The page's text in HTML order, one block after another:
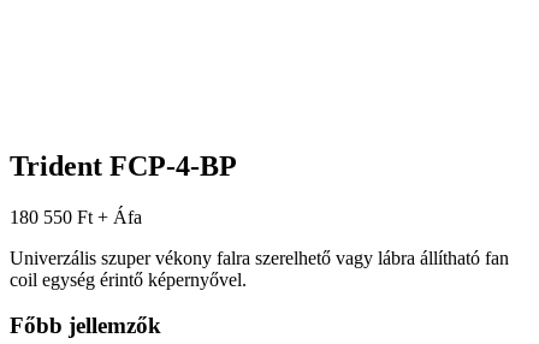
Trident FCP-4-BP
180 550 Ft + Áfa
Univerzális szuper vékony falra szerelhető vagy lábra állítható fan
coil egység érintő képernyővel.
Főbb jellemzők